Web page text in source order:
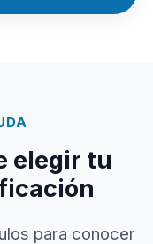
elegir tu
para conocer